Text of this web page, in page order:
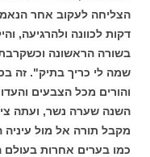
הצליחה לעקוב אחר
דקות לכוונה ולהרגיעה,
בשורה הראשונה
שמה לי כריך בתיק". זה
והורים מכל הצבעים
השנה שערה נשר, ועתה
מקבל תורה אל מול
כמו בערים אחרות בעולם